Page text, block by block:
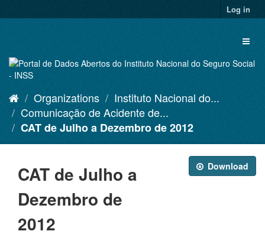
to
Log in
Organizations
Instituto Nacional do...
Comunicação de Acidente de...
CAT de Julho a Dezembro de 2012
Download
CAT de Julho a
Dezembro de
2012